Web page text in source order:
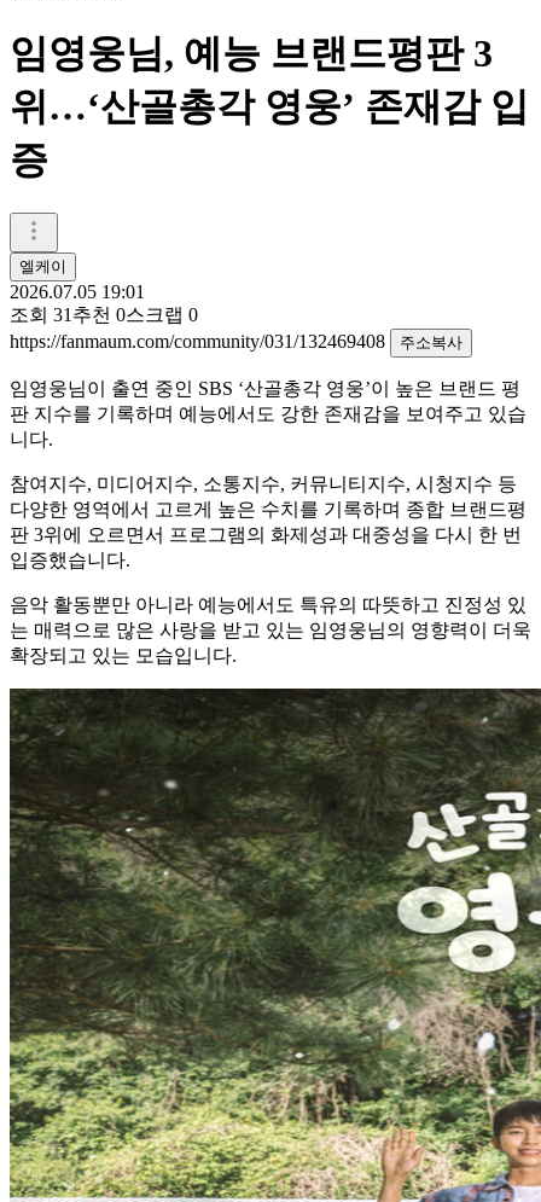
임영웅님, 예능 브랜드평판 3
위…‘산골총각 영웅’ 존재감 입
증
엘케이
2026.07.05 19:01
조회 31 추천 0스크랩 0
https://fanmaum.com/community/031/132469408
주소복사
임영웅님이 출연 중인 SBS ‘산골총각 영웅’이 높은 브랜드 평
판 지수를 기록하며 예능에서도 강한 존재감을 보여주고 있습
니다.
참여지수, 미디어지수, 소통지수, 커뮤니티지수, 시청지수 등
다양한 영역에서 고르게 높은 수치를 기록하며 종합 브랜드평
판 3위에 오르면서 프로그램의 화제성과 대중성을 다시 한 번
입증했습니다.
음악 활동뿐만 아니라 예능에서도 특유의 따뜻하고 진정성 있
는 매력으로 많은 사랑을 받고 있는 임영웅님의 영향력이 더욱
확장되고 있는 모습입니다.